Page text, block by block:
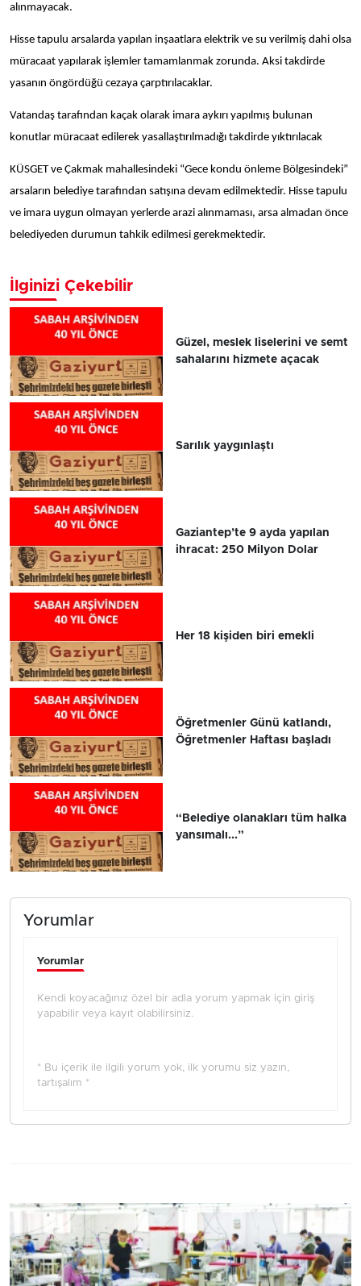
alınmayacak.
Hisse tapulu arsalarda yapılan inşaatlara elektrik ve su verilmiş dahi olsa
müracaat yapılarak işlemler tamamlanmak zorunda. Aksi takdirde
yasanın öngördüğü cezaya çarptırılacaklar.
Vatandaş tarafından kaçak olarak imara aykırı yapılmış bulunan
konutlar müracaat edilerek yasallaştırılmadığı takdirde yıktırılacak
KÜSGET ve Çakmak mahallesindeki “Gece kondu önleme Bölgesindeki”
arsaların belediye tarafından satışına devam edilmektedir. Hisse tapulu
ve imara uygun olmayan yerlerde arazi alınmaması, arsa almadan önce
belediyeden durumun tahkik edilmesi gerekmektedir.
İlginizi Çekebilir
Güzel, meslek liselerini ve semt
sahalarını hizmete açacak
Sarılık yaygınlaştı
Gaziantep’te 9 ayda yapılan
ihracat: 250 Milyon Dolar
Her 18 kişiden biri emekli
Öğretmenler Günü katlandı,
Öğretmenler Haftası başladı
“Belediye olanakları tüm halka
yansımalı...”
Yorumlar
Yorumlar
Kendi koyacağınız özel bir adla yorum yapmak için giriş
yapabilir veya kayıt olabilirsiniz.
* Bu içerik ile ilgili yorum yok, ilk yorumu siz yazın,
tartışalım *